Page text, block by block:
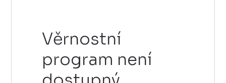
Věrnostní
program není